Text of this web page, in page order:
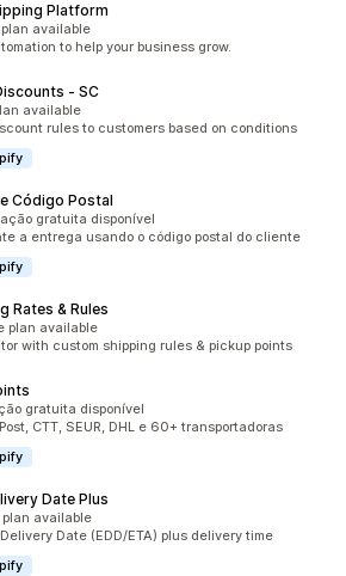
Platform
plan available
to help your business grow.
‑ SC
available
rules to customers based on conditions
Código Postal
gratuita disponível
a entrega usando o código postal do cliente
Rates & Rules
plan available
with custom shipping rules & pickup points
gratuita disponível
CTT, SEUR, DHL e 60+ transportadoras
Date Plus
plan available
Date (EDD/ETA) plus delivery time